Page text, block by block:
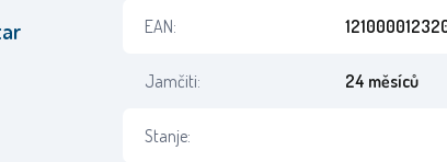
EAN:
Jamčiti: 24 měsíců
Stanje: